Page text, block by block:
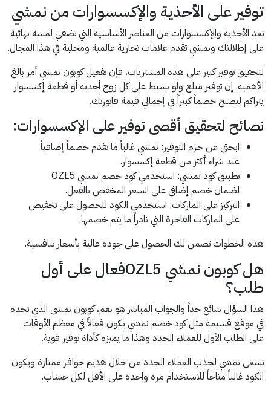
توفير على الأحذية والإكسسوارات من نمشي
تعد الأحذية والإكسسوارات من العناصر الأساسية التي تضفي لمسة نهائية
على إطلالتك ونمشي تقدم علامات تجارية عالمية ومحلية في هذا المجال.
لتحقيق توفير كبير على هذه المشتريات، فإن تفعيل كوبون نمشي أمر بالغ
الأهمية. إن توفير مبلغ ولو بسيط على كل زوج أحذية أو قطعة إكسسوار
يتراكم ليصبح خصماً كبيراً في إجمالي قيمة فاتورتك.
نصائح لتحقيق أقصى توفير على الإكسسوارات:
ابحثي عن حزم التوفير: نمشي غالباً ما تقدم خصماً إضافياً
عند شراء أكثر من قطعة إكسسوار.
تطبيق كود نمشي: استخدمي كود خصم نمشي OZL5
لضمان خصم إضافي على السعر المخفض بالفعل.
التركيز على الماركات: استخدمي الكود للحصول على تخفيض
على الماركات الفاخرة التي نادراً ما يتم خصمها.
هذه الخطوات تضمن لك الحصول على جودة عالية بأسعار تنافسية.
هل كوبون نمشي OZL5فعال على أول
طلب؟
هذا السؤال شائع جداً والجواب المباشر هو نعم، كوبون نمشي الذي تجده
في موقع قسيمة مثل كود خصم نمشي يكون فعالاً في معظم الأوقات
على الطلب الأول للعملاء الجدد وهذا ما يميزه كأداة توفير قوية.
تسعى نمشي لجذب العملاء الجدد من خلال تقديم حوافز ممتازة ويكون
الكود غالباً متاحاً للاستخدام مرة واحدة على الأقل لكل حساب.